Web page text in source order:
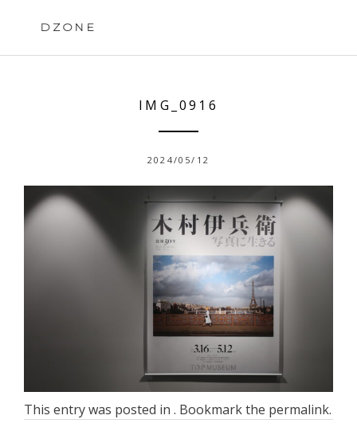
DZONE
IMG_0916
2024/05/12
This entry was posted in . Bookmark the permalink.